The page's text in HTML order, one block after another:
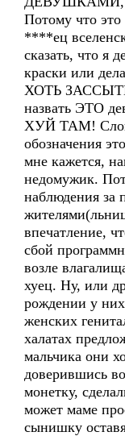
Потому что
****ец
сказать, что я
краски или
ХОТЬ
назвать ЭТО
ХУЙ ТАМ!
обозначения
мне кажется,
недомужик.
наблюдения за
впечатление,
сбой
возле
хуец. Ну, или
рождении у
женских
халатах
мальчика они
доверившись
монетку,
может маме
сынишку